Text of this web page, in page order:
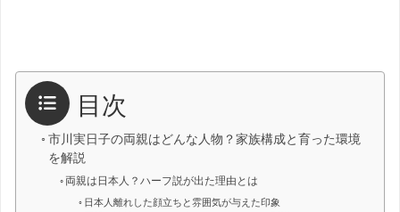
目次
市川実日子の両親はどんな人物？家族構成と育った環境
を解説
両親は日本人？ハーフ説が出た理由とは
日本人離れした顔立ちと雰囲気が与えた印象